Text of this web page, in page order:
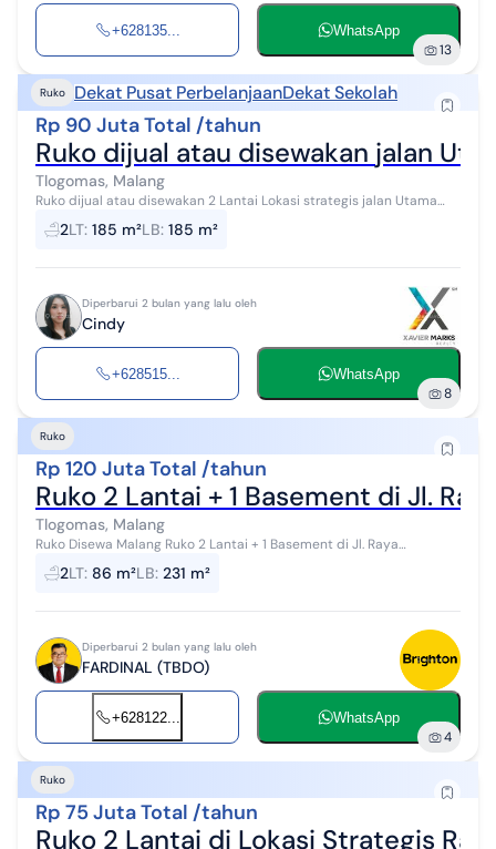
+628135... WhatsApp
13
Ruko Dekat Pusat PerbelanjaanDekat Sekolah
Rp 90 Juta Total /tahun
Tlogomas, Malang
Ruko dijual atau disewakan 2 Lantai Lokasi strategis jalan Utama
Tlogomas Malang ‼️Secepatnya‼️ Spesifikasi Luas Tanah :185M2 Luas
bang...
2LT: 185 m²LB: 185 m²
Diperbarui 2 bulan yang lalu oleh
Cindy
+628515... WhatsApp
8
Ruko
Rp 120 Juta Total /tahun
Ruko 2 Lantai + 1 Basement di Jl.
Tlogomas, Malang
Ruko Disewa Malang Ruko 2 Lantai + 1 Basement di Jl. Raya
Tlogomas, Tlogomas, Kec. Lowokwaru, Kota Malang Disewakan RUKO
di samping Hot Ways Tlo...
2LT: 86 m²LB: 231 m²
Diperbarui 2 bulan yang lalu oleh
FARDINAL (TBDO)
+628122... WhatsApp
4
Ruko
Rp 75 Juta Total /tahun
Ruko 2 Lantai di Lokasi Strategis